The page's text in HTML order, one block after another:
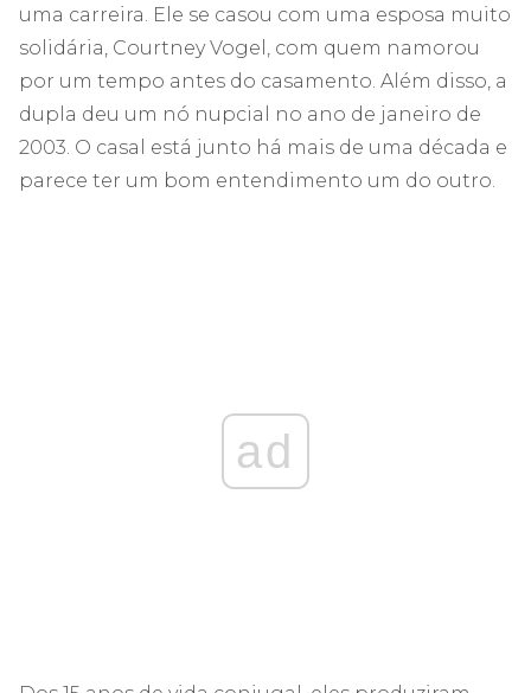
uma carreira. Ele se casou com uma esposa muito
solidária, Courtney Vogel, com quem namorou
por um tempo antes do casamento. Além disso, a
dupla deu um nó nupcial no ano de janeiro de
2003. O casal está junto há mais de uma década e
parece ter um bom entendimento um do outro.
ad